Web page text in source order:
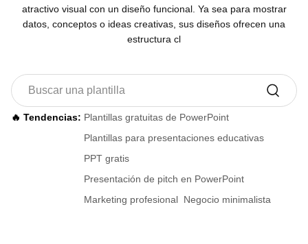
atractivo visual con un diseño funcional. Ya sea para mostrar
datos, conceptos o ideas creativas, sus diseños ofrecen una
estructura cl
🔥 Tendencias: Plantillas gratuitas de PowerPoint
Plantillas para presentaciones educativas
PPT gratis
Presentación de pitch en PowerPoint
Marketing profesional Negocio minimalista